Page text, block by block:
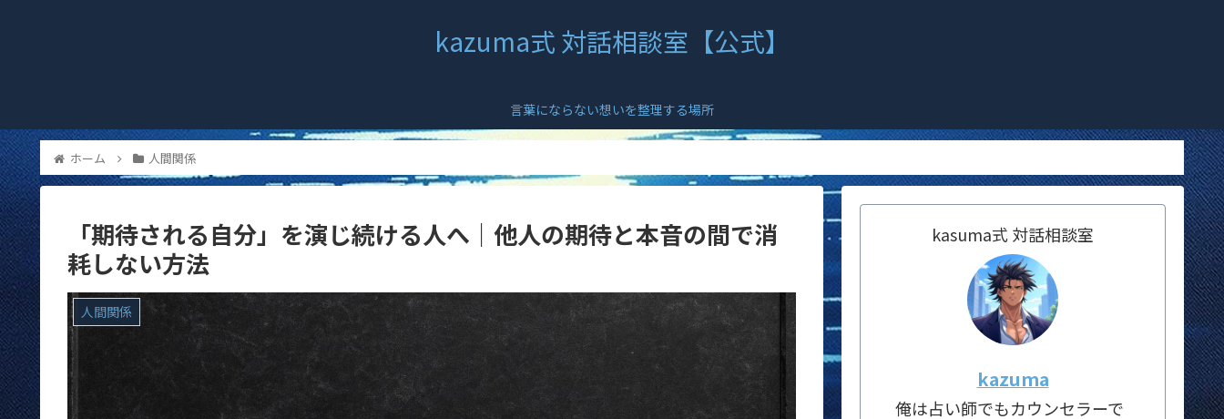
kazuma式 対話相談室【公式】
言葉にならない想いを整理する場所
ホーム 人間関係
「期待される自分」を演じ続ける人へ｜他人の期待と本音の間で消
耗しない方法
人間関係
kasuma式 対話相談室
kazuma
俺は占い師でもカウンセラーで